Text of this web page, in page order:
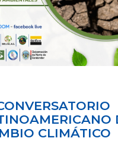
CLIMÁTICO